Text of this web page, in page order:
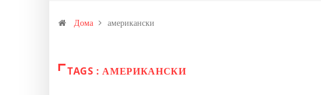
Дома американски
TAGS : АМЕРИКАНСКИ